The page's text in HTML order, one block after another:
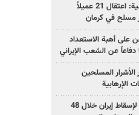
وزارة الأمن الإيرانية: اعتقال 21 عميلاً
على أهبة الاستعداد
دفاعاً عن الشعب الإيراني
كبار الأشرار المسلحين
الإرهابية
بزشكيان: خططوا لإسقاط إيران خلال 48